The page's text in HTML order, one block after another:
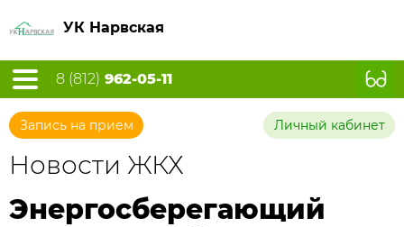
УК Нарвская
8 (812) 962-05-11
Запись на прием Личный кабинет
Новости ЖКХ
Энергосберегающий